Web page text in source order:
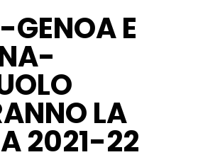
GENOA E
LA
A 2021-22